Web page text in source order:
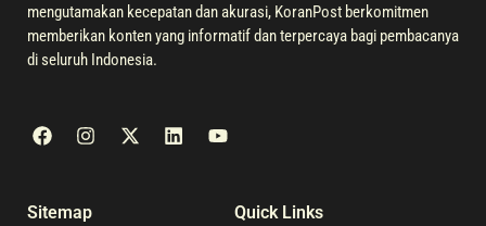
mengutamakan kecepatan dan akurasi, KoranPost berkomitmen
memberikan konten yang informatif dan terpercaya bagi pembacanya
di seluruh Indonesia.
Sitemap Quick Links